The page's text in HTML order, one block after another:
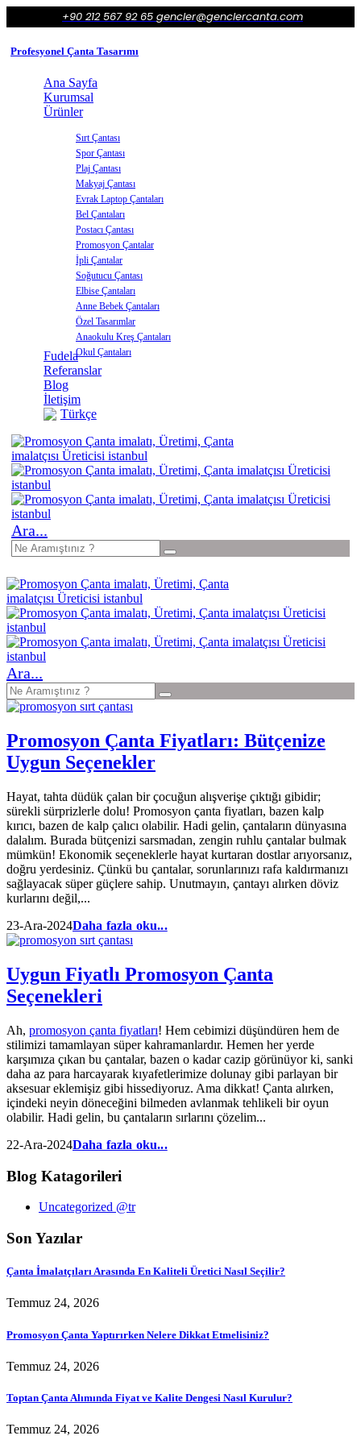
+90 212 567 92 65 gencler@genclercanta.com
Profesyonel Çanta Tasarımı
Ana Sayfa
Kurumsal
Ürünler
Sırt Çantası
Spor Çantası
Plaj Çantası
Makyaj Çantası
Evrak Laptop Çantaları
Bel Çantaları
Postacı Çantası
Promosyon Çantalar
İpli Çantalar
Soğutucu Çantası
Elbise Çantaları
Anne Bebek Çantaları
Özel Tasarımlar
Anaokulu Kreş Çantaları
Okul Çantaları
Fudela
Referanslar
Blog
İletişim
Türkçe
Ara...
Ara...
Promosyon Çanta Fiyatları: Bütçenize
Uygun Seçenekler
Hayat, tahta düdük çalan bir çocuğun alışverişe çıktığı gibidir;
sürekli sürprizlerle dolu! Promosyon çanta fiyatları, bazen kalp
kırıcı, bazen de kalp çalıcı olabilir. Hadi gelin, çantaların dünyasına
dalalım. Burada bütçenizi sarsmadan, zengin ruhlu çantalar bulmak
mümkün! Ekonomik seçeneklerle hayat kurtaran dostlar arıyorsanız,
doğru yerdesiniz. Çünkü bu çantalar, sorunlarınızı rafa kaldırmanızı
sağlayacak süper güçlere sahip. Unutmayın, çantayı alırken döviz
kurlarını değil,...
23-Ara-2024Daha fazla oku...
Uygun Fiyatlı Promosyon Çanta
Seçenekleri
Ah, promosyon çanta fiyatları! Hem cebimizi düşündüren hem de
stilimizi tamamlayan süper kahramanlardır. Hemen her yerde
karşımıza çıkan bu çantalar, bazen o kadar cazip görünüyor ki, sanki
daha az para harcayarak kıyafetlerimize dolunay gibi parlayan bir
aksesuar eklemişiz gibi hissediyoruz. Ama dikkat! Çanta alırken,
içindeki neyin döneceğini bilmeden avlanmak tehlikeli bir oyun
olabilir. Hadi gelin, bu çantaların sırlarını çözelim...
22-Ara-2024Daha fazla oku...
Blog Katagorileri
Uncategorized @tr
Son Yazılar
Çanta İmalatçıları Arasında En Kaliteli Üretici Nasıl Seçilir?
Temmuz 24, 2026
Promosyon Çanta Yaptırırken Nelere Dikkat Etmelisiniz?
Temmuz 24, 2026
Toptan Çanta Alımında Fiyat ve Kalite Dengesi Nasıl Kurulur?
Temmuz 24, 2026